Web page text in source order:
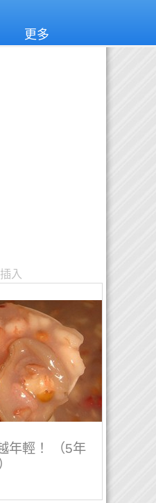
更多
入
年輕！ （5年